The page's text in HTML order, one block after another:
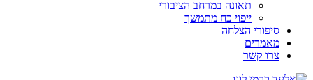
תאונה במרחב הציבורי
ייפוי כח מתמשך
סיפורי הצלחה
מאמרים
צרו קשר